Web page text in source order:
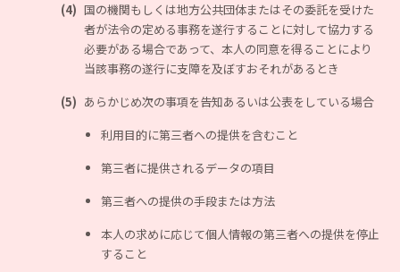
(4) 国の機関もしくは地方公共団体またはその委託を受けた
者が法令の定める事務を遂行することに対して協力する
必要がある場合であって、本人の同意を得ることにより
当該事務の遂行に支障を及ぼすおそれがあるとき
(5) あらかじめ次の事項を告知あるいは公表をしている場合
利用目的に第三者への提供を含むこと
第三者に提供されるデータの項目
第三者への提供の手段または方法
本人の求めに応じて個人情報の第三者への提供を停止
すること